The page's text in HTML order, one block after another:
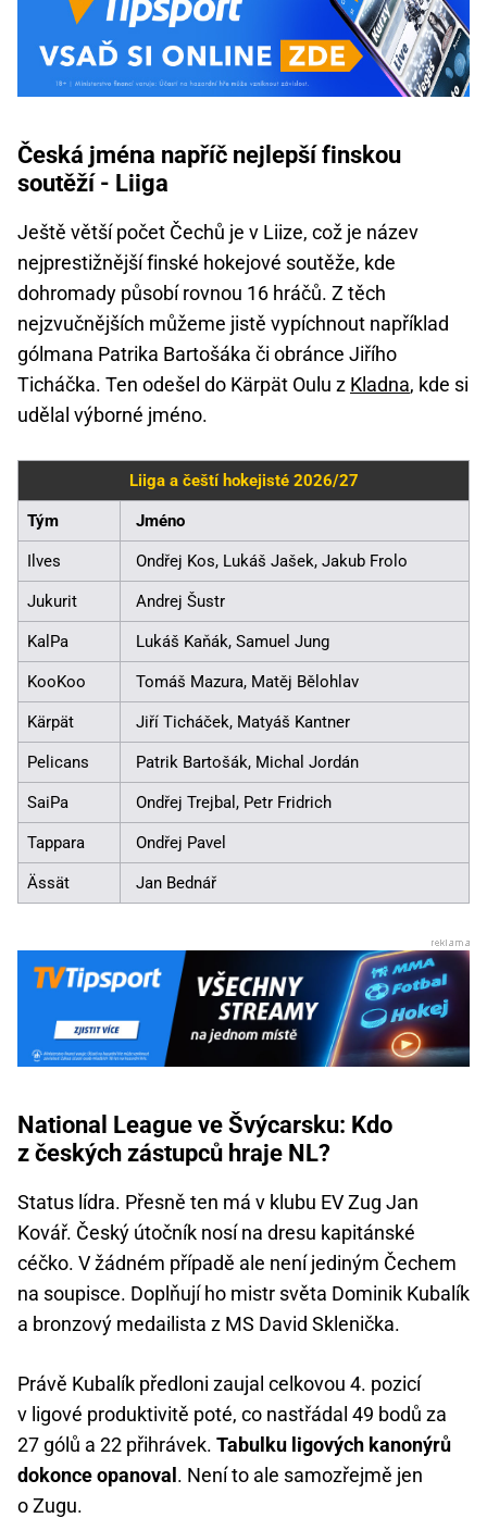
Česká jména napříč nejlepší finskou
soutěží - Liiga
Ještě větší počet Čechů je v Liize, což je název
nejprestižnější finské hokejové soutěže, kde
dohromady působí rovnou 16 hráčů. Z těch
nejzvučnějších můžeme jistě vypíchnout například
gólmana Patrika Bartošáka či obránce Jiřího
Ticháčka. Ten odešel do Kärpät Oulu z Kladna, kde si
udělal výborné jméno.
Liiga a čeští hokejisté 2026/27
Tým Jméno
Ilves Ondřej Kos, Lukáš Jašek, Jakub Frolo
Jukurit Andrej Šustr
KalPa Lukáš Kaňák, Samuel Jung
KooKoo Tomáš Mazura, Matěj Bělohlav
Kärpät Jiří Ticháček, Matyáš Kantner
Pelicans Patrik Bartošák, Michal Jordán
SaiPa Ondřej Trejbal, Petr Fridrich
Tappara Ondřej Pavel
Ässät Jan Bednář
National League ve Švýcarsku: Kdo
z českých zástupců hraje NL?
Status lídra. Přesně ten má v klubu EV Zug Jan
Kovář. Český útočník nosí na dresu kapitánské
céčko. V žádném případě ale není jediným Čechem
na soupisce. Doplňují ho mistr světa Dominik Kubalík
a bronzový medailista z MS David Sklenička.
Právě Kubalík předloni zaujal celkovou 4. pozicí
v ligové produktivitě poté, co nastřádal 49 bodů za
27 gólů a 22 přihrávek. Tabulku ligových kanonýrů
dokonce opanoval . Není to ale samozřejmě jen
o Zugu.